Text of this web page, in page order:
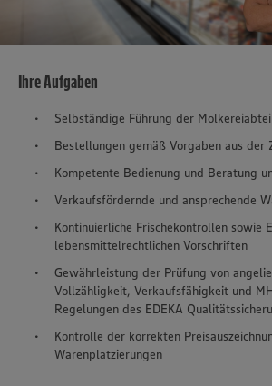
Ihre Aufgaben
Selbständige Führung der
Bestellungen gemäß Vorgaben aus der
Kompetente Bedienung und Beratung
Verkaufsfördernde und ansprechende
Kontinuierliche Frischekontrollen sowie
lebensmittelrechtlichen Vorschriften
Gewährleistung der Prüfung von
Vollzähligkeit, Verkaufsfähigkeit und
Regelungen des EDEKA
Kontrolle der korrekten
Warenplatzierungen